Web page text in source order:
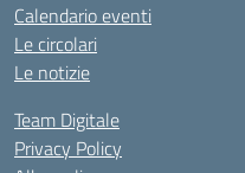
Calendario eventi
Le circolari
Le notizie
Team Digitale
Privacy Policy